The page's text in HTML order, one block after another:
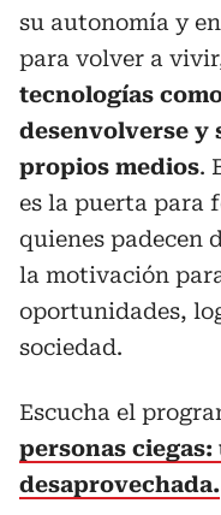
su autonomía y
para volver a
tecnologías
desenvolverse y
propios medios.
es la puerta para
quienes padecen
la motivación
oportunidades,
sociedad.
Escucha el
personas
desaprovechada.